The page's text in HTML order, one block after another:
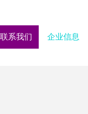
联系我们 企业信息